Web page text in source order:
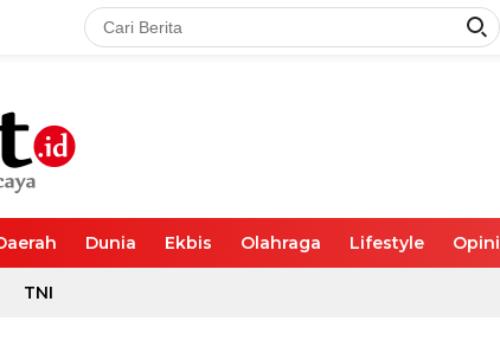
Dunia Ekbis Olahraga Lifestyle Opini
TNI